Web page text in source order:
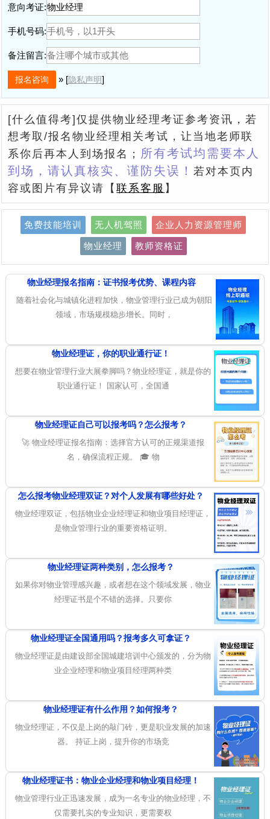
意向考证:
手机号码:
备注留言:
» [隐私声明]
[什么值得考]仅提供物业经理考证参考资讯，若
想考取/报名物业经理相关考试，让当地老师联
系你后再本人到场报名； 所有考试均需要本人
到场，请认真核实、谨防失误！ 若对本页内
容或图片有异议请【联系客服 】
免费技能培训 无人机驾照 企业人力资源管理师
物业经理 教师资格证
物业经理报名指南：证书报考优势、课程内容
随着社会化与城镇化进程加快，物业管理行业已成为朝阳
领域，市场规模稳步增长。同时，
物业经理证，你的职业通行证！
想要在物业管理行业大展拳脚吗？物业经理证，就是你的
职业通行证！ 国家认可，全国通
物业经理证自己可以报考吗？怎么报考？
🚀 物业经理证报名指南：选择官方认可的正规渠道报
名，确保流程正规。 🎓 物
怎么报考物业经理双证？对个人发展有哪些好处？
物业经理双证，包括物业企业经理证和物业项目经理证，
是物业管理行业的重要资格证明。
物业经理证两种类别，怎么报考？
如果你对物业管理感兴趣，或者想在这个领域发展，物业
经理证书是个不错的选择。只要你
物业经理证全国通用吗？报考多久可拿证？
物业经理证是由建设部全国城建培训中心颁发的，分为物
业企业经理和物业项目经理两种类
物业经理证有什么作用？如何报考？
物业经理证，不仅是上岗的敲门砖，更是职业发展的加速
器。 持证上岗，提升你的市场竞
物业经理证书：物业企业经理和物业项目经理！
物业管理行业正迅速发展，成为一名专业的物业经理，不
仅需要扎实的专业知识，更需要权